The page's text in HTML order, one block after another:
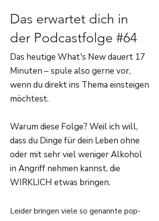
Das erwartet dich in
der Podcastfolge #64
Das heutige What's New dauert 17
Minuten – spule also gerne vor,
wenn du direkt ins Thema einsteigen
möchtest.
Warum diese Folge? Weil ich will,
dass du Dinge für dein Leben ohne
oder mit sehr viel weniger Alkohol
in Angriff nehmen kannst, die
WIRKLICH etwas bringen.
Leider bringen viele so genannte pop-